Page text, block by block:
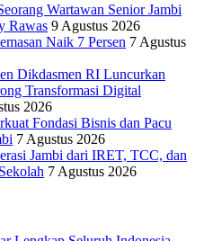
Wartawan Senior Jambi
Rawas 9 Agustus 2026
Naik 7 Persen 7 Agustus
Dikdasmen RI Luncurkan
Transformasi Digital
2026
Fondasi Bisnis dan Pacu
7 Agustus 2026
Jambi dari IRET, TCC, dan
7 Agustus 2026